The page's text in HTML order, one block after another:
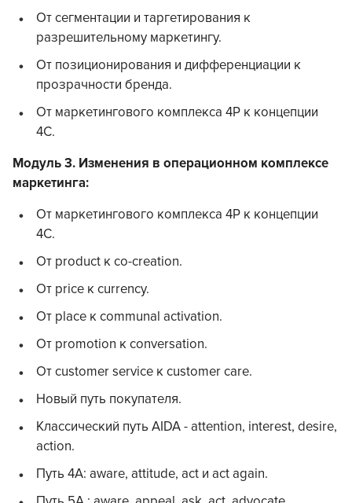
От сегментации и таргетирования к
разрешительному маркетингу.
От позиционирования и дифференциации к
прозрачности бренда.
От маркетингового комплекса 4Р к концепции
4С.
Модуль 3. Изменения в операционном комплексе
маркетинга:
От маркетингового комплекса 4Р к концепции
4С.
От product к co-creation.
От price к currency.
От place к communal activation.
От promotion к conversation.
От customer service к customer care.
Новый путь покупателя.
Классический путь AIDA - attention, interest, desire,
action.
Путь 4А: aware, attitude, act и act again.